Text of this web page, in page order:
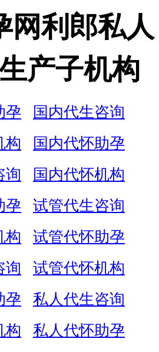
网利郎私人
产子机构
孕
国内代生咨询
构
国内代怀助孕
询
国内代怀机构
孕
试管代生咨询
构
试管代怀助孕
询
试管代怀机构
孕
私人代生咨询
构
私人代怀助孕